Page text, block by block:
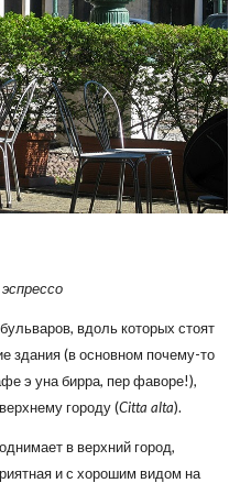
вдоль которых стоят
здания (в основном почему-то
э уна бирра, пер фаворе!),
городу (Citta alta).
в верхний город,
и с хорошим видом на